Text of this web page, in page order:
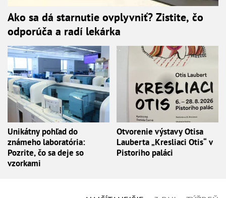
Ako sa dá starnutie ovplyvniť? Zistite, čo
odporúča a radí lekárka
Unikátny pohľad do
známeho laboratória:
Pozrite, čo sa deje so
vzorkami
Otvorenie výstavy Otisa
Lauberta „Kresliaci Otis“ v
Pistoriho paláci